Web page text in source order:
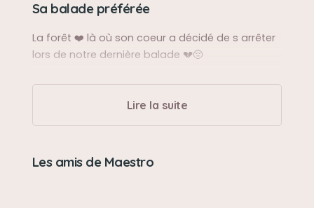
Sa balade préférée
La forêt ❤️ là où son coeur a décidé de s arrêter
lors de notre dernière balade 💔😔
Manger les croquettes a notre chat
Son caractère
Lire la suite
Les amis de Maestro